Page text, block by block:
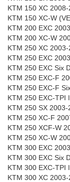
KTM 150 XC 2008-
KTM 150 XC-W
KTM 200 EXC
KTM 200 XC-W
KTM 250 XC 2003-
KTM 250 EXC
KTM 250 EXC Six
KTM 250 EXC-F
KTM 250 EXC-F
KTM 250 EXC-TPI
KTM 250 SX 2003-
KTM 250 XC-F
KTM 250 XCF-W
KTM 250 XC-W
KTM 300 EXC
KTM 300 EXC Six
KTM 300 EXC-TPI
KTM 300 XC 2003-